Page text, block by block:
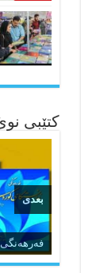
کتێبی
زمان و
بعدی